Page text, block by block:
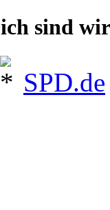
sind
SPD.de